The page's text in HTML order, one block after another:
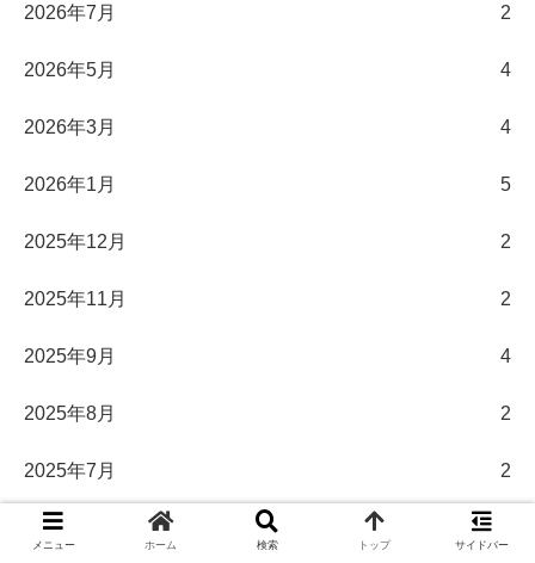
2026年7月 2
2026年5月 4
2026年3月 4
2026年1月 5
2025年12月 2
2025年11月 2
2025年9月 4
2025年8月 2
2025年7月 2
2025年6月
メニュー ホーム 検索 トップ サイドバー